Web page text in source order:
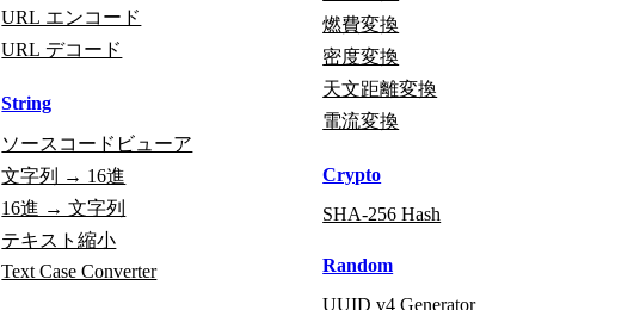
URL エンコード
URL デコード
String
ソースコードビューア
文字列 → 16進
16進 → 文字列
テキスト縮小
Text Case Converter
燃費変換
密度変換
天文距離変換
電流変換
Crypto
SHA-256 Hash
Random
UUID v4 Generator